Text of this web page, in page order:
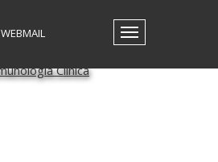
Toggle
GRUPOS DE INTERESSE
WEBMAIL